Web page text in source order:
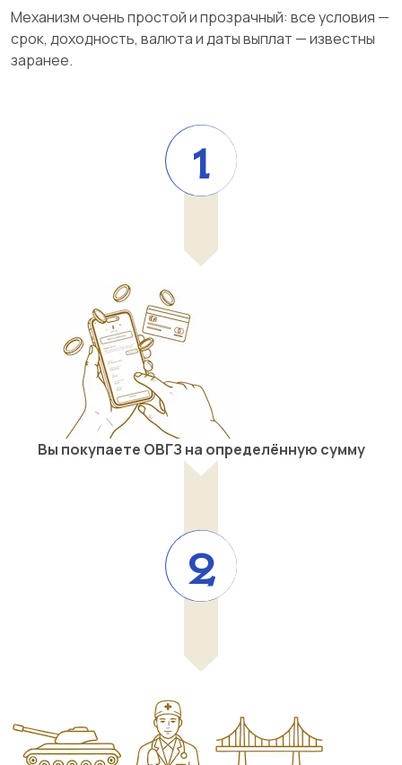
Механизм очень простой и прозрачный: все условия —
срок, доходность, валюта и даты выплат — известны
заранее.
Вы покупаете ОВГЗ на определённую сумму